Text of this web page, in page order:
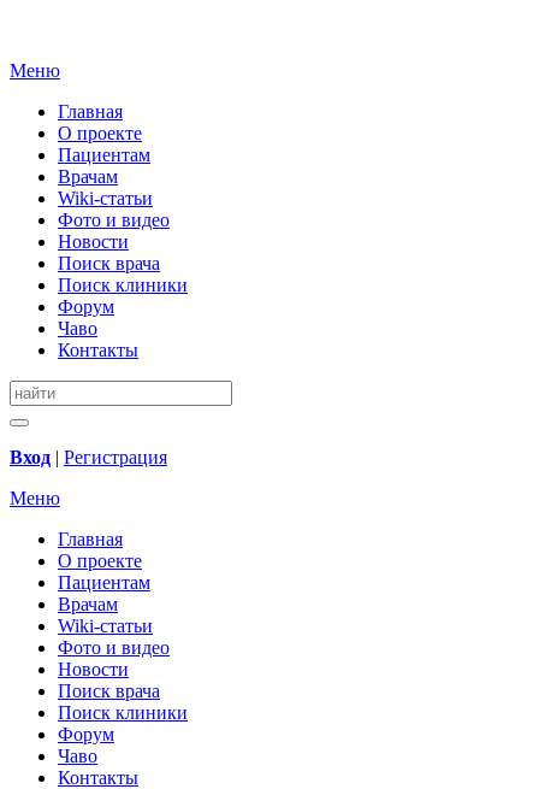
Меню
Главная
О проекте
Пациентам
Врачам
Wiki-статьи
Фото и видео
Новости
Поиск врача
Поиск клиники
Форум
Чаво
Контакты
Вход | Регистрация
Меню
Главная
О проекте
Пациентам
Врачам
Wiki-статьи
Фото и видео
Новости
Поиск врача
Поиск клиники
Форум
Чаво
Контакты